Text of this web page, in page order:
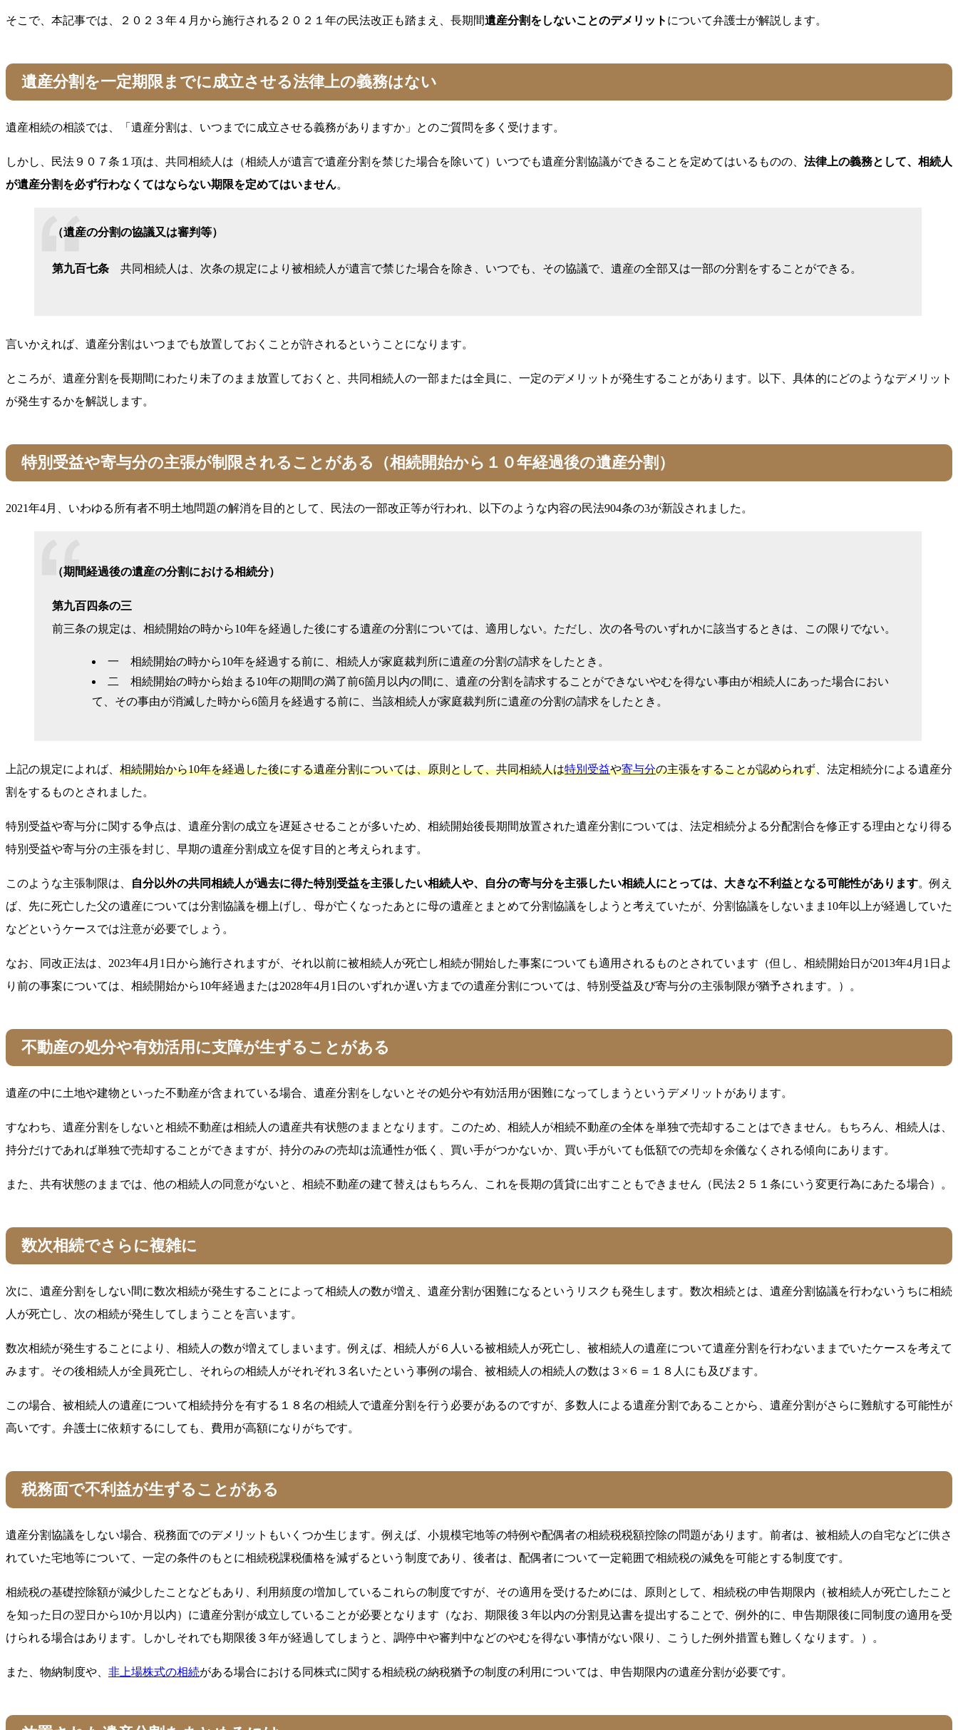
そこで、本記事では、２０２３年４月から施行される２０２１年の民法改正も踏まえ、長期間遺産分割をしないことのデメリット について弁護士が解説します。
遺産分割を一定期限までに成立させる法律上の義務はない
遺産相続の相談では、「遺産分割は、いつまでに成立させる義務がありますか」とのご質問を多く受けます。
しかし、民法９０７条１項は、共同相続人は（相続人が遺言で遺産分割を禁じた場合を除いて）いつでも遺産分割協議ができることを定めてはいるものの、 法律上の義務として、相続人
が遺産分割を必ず行わなくてはならない期限を定めてはいません。
（遺産の分割の協議又は審判等）
第九百七条 共同相続人は、次条の規定により被相続人が遺言で禁じた場合を除き、いつでも、その協議で、遺産の全部又は一部の分割をすることができる。
言いかえれば、遺産分割はいつまでも放置しておくことが許されるということになります。
ところが、遺産分割を長期間にわたり未了のまま放置しておくと、共同相続人の一部または全員に、一定のデメリットが発生することがあります。以下、具体的にどのようなデメリット
が発生するかを解説します。
特別受益や寄与分の主張が制限されることがある（相続開始から１０年経過後の遺産分割）
2021年4月、いわゆる所有者不明土地問題の解消を目的として、民法の一部改正等が行われ、以下のような内容の民法904条の3が新設されました。
（期間経過後の遺産の分割における相続分）
第九百四条の三
前三条の規定は、相続開始の時から10年を経過した後にする遺産の分割については、適用しない。ただし、次の各号のいずれかに該当するときは、この限りでない。
一 相続開始の時から10年を経過する前に、相続人が家庭裁判所に遺産の分割の請求をしたとき。
二 相続開始の時から始まる10年の期間の満了前6箇月以内の間に、遺産の分割を請求することができないやむを得ない事由が相続人にあった場合におい
て、その事由が消滅した時から6箇月を経過する前に、当該相続人が家庭裁判所に遺産の分割の請求をしたとき。
上記の規定によれば、 相続開始から10年を経過した後にする遺産分割については、原則として、共同相続人は特別受益や寄与分の主張をすることが認められず 、法定相続分による遺産分
割をするものとされました。
特別受益や寄与分に関する争点は、遺産分割の成立を遅延させることが多いため、相続開始後長期間放置された遺産分割については、法定相続分よる分配割合を修正する理由となり得る
特別受益や寄与分の主張を封じ、早期の遺産分割成立を促す目的と考えられます。
このような主張制限は、 自分以外の共同相続人が過去に得た特別受益を主張したい相続人や、自分の寄与分を主張したい相続人にとっては、大きな不利益となる可能性があります。例え
ば、先に死亡した父の遺産については分割協議を棚上げし、母が亡くなったあとに母の遺産とまとめて分割協議をしようと考えていたが、分割協議をしないまま10年以上が経過していた
などというケースでは注意が必要でしょう。
なお、同改正法は、2023年4月1日から施行されますが、それ以前に被相続人が死亡し相続が開始した事案についても適用されるものとされています（但し、相続開始日が2013年4月1日よ
り前の事案については、相続開始から10年経過または2028年4月1日のいずれか遅い方までの遺産分割については、特別受益及び寄与分の主張制限が猶予されます。）。
不動産の処分や有効活用に支障が生ずることがある
遺産の中に土地や建物といった不動産が含まれている場合、遺産分割をしないとその処分や有効活用が困難になってしまうというデメリットがあります。
すなわち、遺産分割をしないと相続不動産は相続人の遺産共有状態のままとなります。このため、相続人が相続不動産の全体を単独で売却することはできません。もちろん、相続人は、
持分だけであれば単独で売却することができますが、持分のみの売却は流通性が低く、買い手がつかないか、買い手がいても低額での売却を余儀なくされる傾向にあります。
また、共有状態のままでは、他の相続人の同意がないと、相続不動産の建て替えはもちろん、これを長期の賃貸に出すこともできません（民法２５１条にいう変更行為にあたる場合）。
数次相続でさらに複雑に
次に、遺産分割をしない間に数次相続が発生することによって相続人の数が増え、遺産分割が困難になるというリスクも発生します。数次相続とは、遺産分割協議を行わないうちに相続
人が死亡し、次の相続が発生してしまうことを言います。
数次相続が発生することにより、相続人の数が増えてしまいます。例えば、相続人が６人いる被相続人が死亡し、被相続人の遺産について遺産分割を行わないままでいたケースを考えて
みます。その後相続人が全員死亡し、それらの相続人がそれぞれ３名いたという事例の場合、被相続人の相続人の数は３×６＝１８人にも及びます。
この場合、被相続人の遺産について相続持分を有する１８名の相続人で遺産分割を行う必要があるのですが、多数人による遺産分割であることから、遺産分割がさらに難航する可能性が
高いです。弁護士に依頼するにしても、費用が高額になりがちです。
税務面で不利益が生ずることがある
遺産分割協議をしない場合、税務面でのデメリットもいくつか生じます。例えば、小規模宅地等の特例や配偶者の相続税税額控除の問題があります。前者は、被相続人の自宅などに供さ
れていた宅地等について、一定の条件のもとに相続税課税価格を減ずるという制度であり、後者は、配偶者について一定範囲で相続税の減免を可能とする制度です。
相続税の基礎控除額が減少したことなどもあり、利用頻度の増加しているこれらの制度ですが、その適用を受けるためには、原則として、相続税の申告期限内（被相続人が死亡したこと
を知った日の翌日から10か月以内）に遺産分割が成立していることが必要となります（なお、期限後３年以内の分割見込書を提出することで、例外的に、申告期限後に同制度の適用を受
けられる場合はあります。しかしそれでも期限後３年が経過してしまうと、調停中や審判中などのやむを得ない事情がない限り、こうした例外措置も難しくなります。）。
また、物納制度や、 非上場株式の相続がある場合における同株式に関する相続税の納税猶予の制度の利用については、申告期限内の遺産分割が必要です。